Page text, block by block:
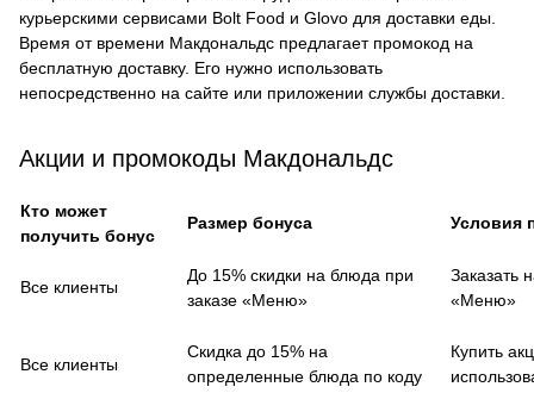
курьерскими сервисами Bolt Food и Glovo для доставки еды.
Время от времени Макдональдс предлагает промокод на
бесплатную доставку. Его нужно использовать
непосредственно на сайте или приложении службы доставки.
Акции и промокоды Макдональдс
Кто может
получить бонус
Размер бонуса Условия
Все клиенты
До 15% скидки на блюда при
заказе «Меню»
Заказать
«Меню»
Все клиенты
Скидка до 15% на
определенные блюда по коду
Купить